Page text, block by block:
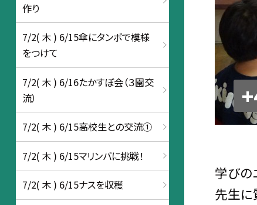
学びの
先生に
作り
7/2( 木 ) 6/15傘にタンポで模様
をつけて
7/2( 木 ) 6/16たかすぼ会（３園交
流）
7/2( 木 ) 6/15高校生との交流①
7/2( 木 ) 6/15マリンバに挑戦！
7/2( 木 ) 6/15ナスを収穫